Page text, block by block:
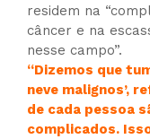
residem na
câncer e na
nesse campo”.
“Dizemos que
neve malignos’,
de cada pessoa
complicados.